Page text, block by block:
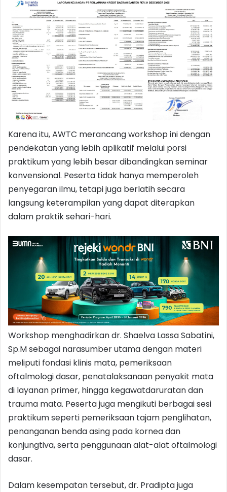
Karena itu, AWTC merancang workshop ini dengan
pendekatan yang lebih aplikatif melalui porsi
praktikum yang lebih besar dibandingkan seminar
konvensional. Peserta tidak hanya memperoleh
penyegaran ilmu, tetapi juga berlatih secara
langsung keterampilan yang dapat diterapkan
dalam praktik sehari-hari.
Workshop menghadirkan dr. Shaelva Lassa Sabatini,
Sp.M sebagai narasumber utama dengan materi
meliputi fondasi klinis mata, pemeriksaan
oftalmologi dasar, penatalaksanaan penyakit mata
di layanan primer, hingga kegawatdaruratan dan
trauma mata. Peserta juga mengikuti berbagai sesi
praktikum seperti pemeriksaan tajam penglihatan,
penanganan benda asing pada kornea dan
konjungtiva, serta penggunaan alat-alat oftalmologi
dasar.
Dalam kesempatan tersebut, dr. Pradipta juga